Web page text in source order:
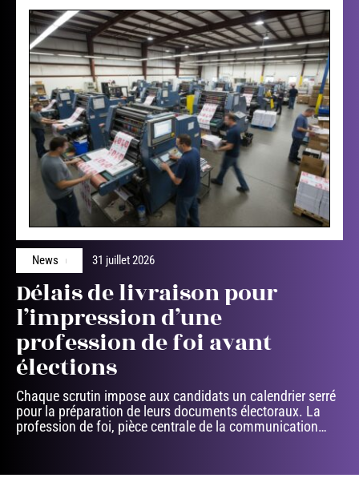
News 31 juillet 2026
Délais de livraison pour
l’impression d’une
profession de foi avant
élections
Chaque scrutin impose aux candidats un calendrier serré
pour la préparation de leurs documents électoraux. La
profession de foi, pièce centrale de la communication…